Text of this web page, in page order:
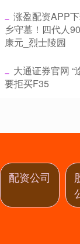
涨盈配资APP
乡守墓！四代人
康元_烈士陵园
大通证券官网 “
要拒买F35
配资公司